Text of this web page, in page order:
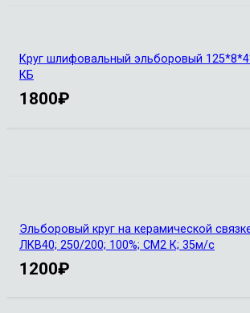
Круг шлифовальный эльборовый
КБ
1800₽
Эльборовый круг на керамической
ЛКВ40; 250/200; 100%; СМ2 К; 35м/с
1200₽